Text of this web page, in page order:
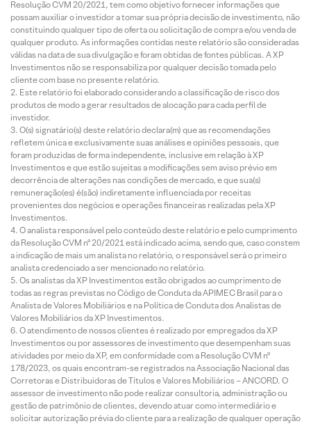
Resolução CVM 20/2021, tem como objetivo fornecer informações que
possam auxiliar o investidor a tomar sua própria decisão de investimento, não
constituindo qualquer tipo de oferta ou solicitação de compra e/ou venda de
qualquer produto. As informações contidas neste relatório são consideradas
válidas na data de sua divulgação e foram obtidas de fontes públicas. A XP
Investimentos não se responsabiliza por qualquer decisão tomada pelo
cliente com base no presente relatório.
Este relatório foi elaborado considerando a classificação de risco dos
produtos de modo a gerar resultados de alocação para cada perfil de
investidor.
O(s) signatário(s) deste relatório declara(m) que as recomendações
refletem única e exclusivamente suas análises e opiniões pessoais, que
foram produzidas de forma independente, inclusive em relação à XP
Investimentos e que estão sujeitas a modificações sem aviso prévio em
decorrência de alterações nas condições de mercado, e que sua(s)
remuneração(es) é(são) indiretamente influenciada por receitas
provenientes dos negócios e operações financeiras realizadas pela XP
Investimentos.
O analista responsável pelo conteúdo deste relatório e pelo cumprimento
da Resolução CVM nº 20/2021 está indicado acima, sendo que, caso constem
a indicação de mais um analista no relatório, o responsável será o primeiro
analista credenciado a ser mencionado no relatório.
Os analistas da XP Investimentos estão obrigados ao cumprimento de
todas as regras previstas no Código de Conduta da APIMEC Brasil para o
Analista de Valores Mobiliários e na Política de Conduta dos Analistas de
Valores Mobiliários da XP Investimentos.
O atendimento de nossos clientes é realizado por empregados da XP
Investimentos ou por assessores de investimento que desempenham suas
atividades por meio da XP, em conformidade com a Resolução CVM nº
178/2023, os quais encontram-se registrados na Associação Nacional das
Corretoras e Distribuidoras de Títulos e Valores Mobiliários – ANCORD. O
assessor de investimento não pode realizar consultoria, administração ou
gestão de patrimônio de clientes, devendo atuar como intermediário e
solicitar autorização prévia do cliente para a realização de qualquer operação